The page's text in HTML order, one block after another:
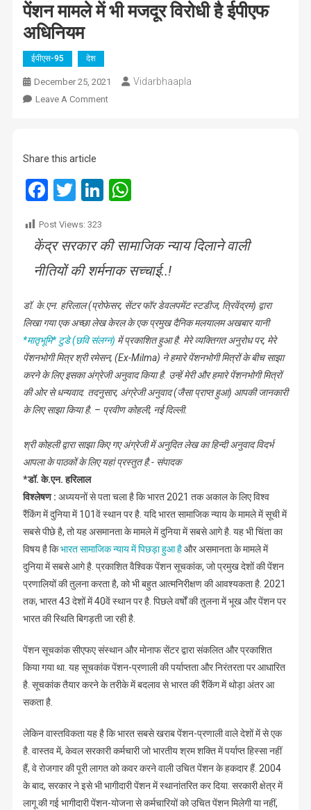
पेंशन मामले में भी मजदूर विरोधी है ईपीएफ
अधिनियम
ईपीएस-95 देश
December 25, 2021 Vidarbhaapla
Leave A CommentOn
मजदूर
विरोधी
अधिनियम
Share this article
Facebook
TwitterLinkedIn
WhatsApp
Post Views: 323
केंद्र सरकार की सामाजिक न्याय दिलाने वाली
नीतियों की शर्मनाक सच्चाई..!
डॉ. के.एन. हरिलाल (प्रोफेसर, सेंटर फॉर डेवलपमेंट स्टडीज, त्रिवेंद्रम) द्वारा
लिखा गया एक अच्छा लेख केरल के एक प्रमुख दैनिक मलयालम अखबार यानी
*मातृभूमि* टुडे (छवि संलग्न) में प्रकाशित हुआ है. मेरे व्यक्तिगत अनुरोध पर, मेरे
पेंशनभोगी मित्र श्री रमेसन, (Ex-Milma) ने हमारे पेंशनभोगी मित्रों के बीच साझा
करने के लिए इसका अंग्रेजी अनुवाद किया है. उन्हें मेरी और हमारे पेंशनभोगी मित्रों
की ओर से धन्यवाद. तदनुसार, अंग्रेजी अनुवाद (जैसा प्राप्त हुआ) आपकी जानकारी
के लिए साझा किया है. – प्रवीण कोहली, नई दिल्ली.
श्री कोहली द्वारा साझा किए गए अंग्रेजी में अनुदित लेख का हिन्दी अनुवाद विदर्भ
आपला के पाठकों के लिए यहां प्रस्तुत है.- संपादक
*डॉ. के.एन. हरिलाल
विश्लेषण : अध्ययनों से पता चला है कि भारत 2021 तक अकाल के लिए विश्व
रैंकिंग में दुनिया में 101वें स्थान पर है. यदि भारत सामाजिक न्याय के मामले में सूची में
सबसे पीछे है, तो यह असमानता के मामले में दुनिया में सबसे आगे है. यह भी चिंता का
विषय है किभारत सामाजिक न्याय में पिछड़ा हुआ हैऔर असमानता के मामले में
दुनिया में सबसे आगे है. प्रकाशित वैश्विक पेंशन सूचकांक, जो प्रमुख देशों की पेंशन
प्रणालियों की तुलना करता है, को भी बहुत आत्मनिरीक्षण की आवश्यकता है. 2021
तक, भारत 43 देशों में 40वें स्थान पर है. पिछले वर्षों की तुलना में भूख और पेंशन पर
भारत की स्थिति बिगड़ती जा रही है.
पेंशन सूचकांक सीएफए संस्थान और मोनाफ सेंटर द्वारा संकलित और प्रकाशित
किया गया था. यह सूचकांक पेंशन-प्रणाली की पर्याप्तता और निरंतरता पर आधारित
है. सूचकांक तैयार करने के तरीके में बदलाव से भारत की रैंकिंग में थोड़ा अंतर आ
सकता है.
लेकिन वास्तविकता यह है कि भारत सबसे खराब पेंशन-प्रणाली वाले देशों में से एक
है. वास्तव में, केवल सरकारी कर्मचारी जो भारतीय श्रम शक्ति में पर्याप्त हिस्सा नहीं
हैं, वे रोजगार की पूरी लागत को कवर करने वाली उचित पेंशन के हकदार हैं. 2004
के बाद, सरकार ने इसे भी भागीदारी पेंशन में स्थानांतरित कर दिया. सरकारी क्षेत्र में
लागू की गई भागीदारी पेंशन-योजना से कर्मचारियों को उचित पेंशन मिलेगी या नहीं,